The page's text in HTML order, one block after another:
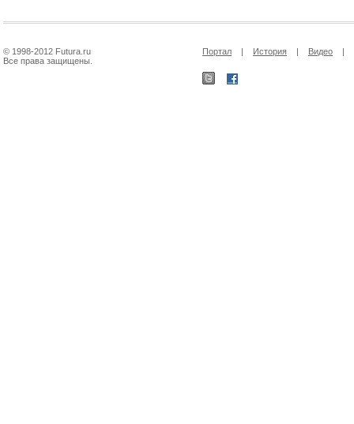
© 1998-2012 Futura.ru
Все права защищены.
Портал | История | Видео |